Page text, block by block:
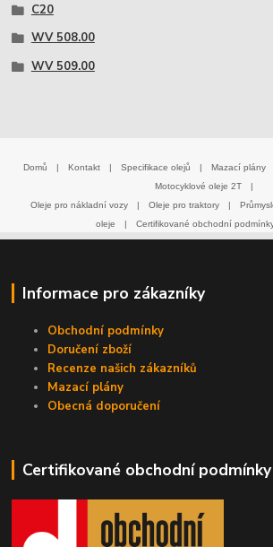
C20
WV 508.00
WV 509.00
Domů | Kontakt | Specifikace olejů | Mazací plány
Motocyklové oleje 2T
|
Oleje pro nákladní vozy
| Oleje pro traktory |
oleje
| Certifikované obchodní
Informace pro zákazníky
Obchodní podmínky
Doručení zboží
Recenze našich zákazníků
Mazací plány
Obecná doporučení
Certifikované obchodní